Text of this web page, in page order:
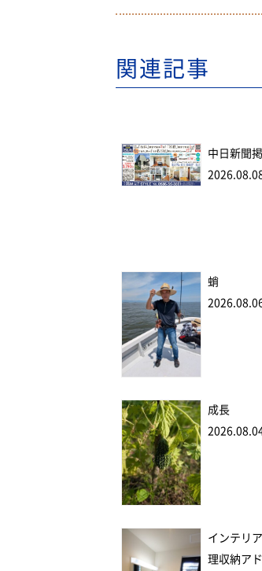
関連記事
中日新聞
蛸
成長
インテリ
理収納ア